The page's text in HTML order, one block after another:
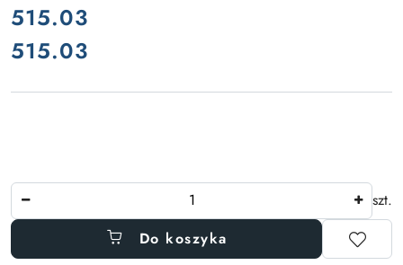
cena:
515.03
Cena:
515.03
Ilość
szt.
Do koszyka